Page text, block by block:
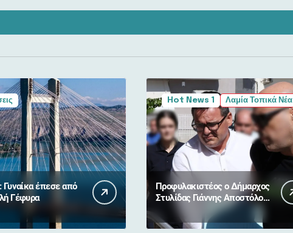
Γυναίκα έπεσε από
Γέφυρα
Hot News 1 Λαμία Τοπικά Νέα
Προφυλακιστέος ο Δήμαρχος
Στυλίδας Γιάννης Αποστόλου
για τη φωτιά σε Βοιωτία και
Αττική